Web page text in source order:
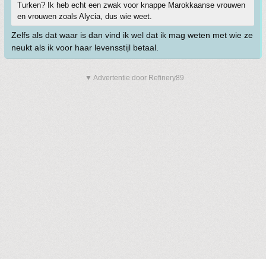
Turken? Ik heb echt een zwak voor knappe Marokkaanse vrouwen
en vrouwen zoals Alycia, dus wie weet.
Zelfs als dat waar is dan vind ik wel dat ik mag weten met wie ze
neukt als ik voor haar levensstijl betaal.
▼ Advertentie door Refinery89